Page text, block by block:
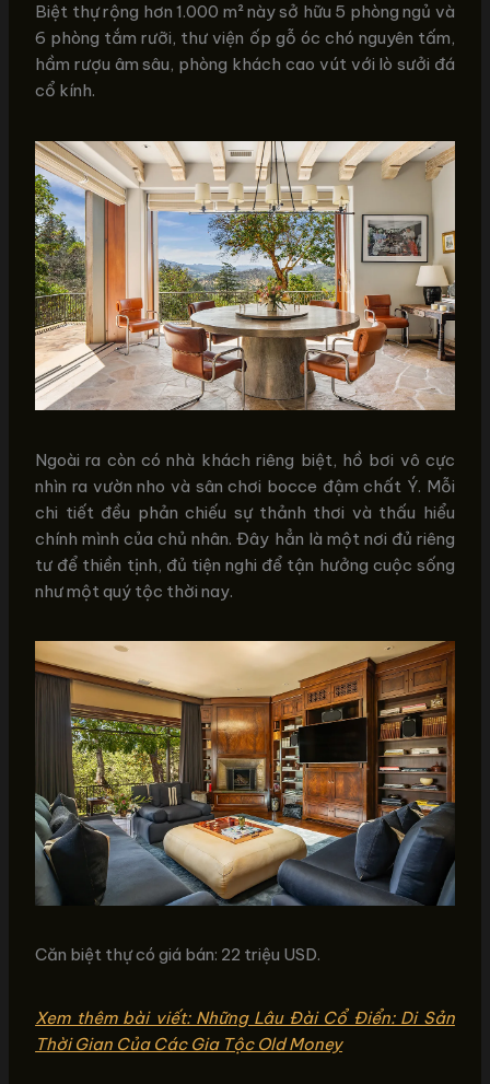
Biệt thự rộng hơn 1.000 m² này sở hữu 5 phòng ngủ và
6 phòng tắm rưỡi, thư viện ốp gỗ óc chó nguyên tấm,
hầm rượu âm sâu, phòng khách cao vút với lò sưởi đá
cổ kính.
Ngoài ra còn có nhà khách riêng biệt, hồ bơi vô cực
nhìn ra vườn nho và sân chơi bocce đậm chất Ý. Mỗi
chi tiết đều phản chiếu sự thảnh thơi và thấu hiểu
chính mình của chủ nhân. Đây hẳn là một nơi đủ riêng
tư để thiền tịnh, đủ tiện nghi để tận hưởng cuộc sống
như một quý tộc thời nay.
Căn biệt thự có giá bán: 22 triệu USD.
Xem thêm bài viết: Những Lâu Đài Cổ Điển: Di Sản
Thời Gian Của Các Gia Tộc Old Money